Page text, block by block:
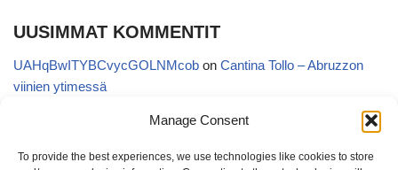
Manage Consent
To provide the best experiences, we use technologies like cookies to store
UUSIMMAT KOMMENTIT
UAHqBwITYBCvycGOLNMcob on Cantina Tollo – Abruzzon
viinien ytimessä
EgVGGttRTxKfbqUaWNglbonCantina Tollo – Abruzzon viinien